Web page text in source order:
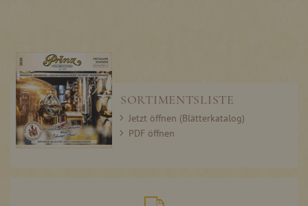
SORTIMENTSLISTE
Jetzt öffnen (Blätterkatalog)
PDF öffnen